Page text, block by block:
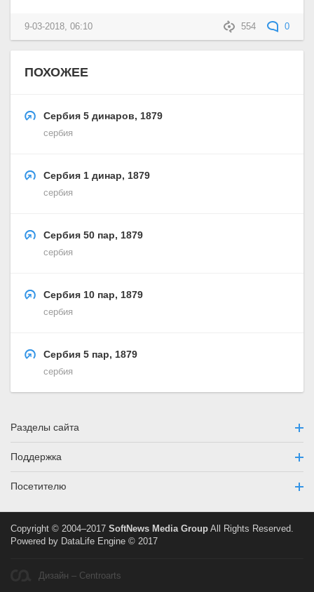
554 0
9-03-2018, 06:10
ПОХОЖЕЕ
Сербия 5 динаров, 1879
сербия
Сербия 1 динар, 1879
сербия
Сербия 50 пар, 1879
сербия
Сербия 10 пар, 1879
сербия
Сербия 5 пар, 1879
сербия
Разделы сайта
Поддержка
Посетителю
Copyright © 2004–2017 SoftNews Media Group All Rights Reserved.
Powered by DataLife Engine © 2017
Дизайн – Centroarts